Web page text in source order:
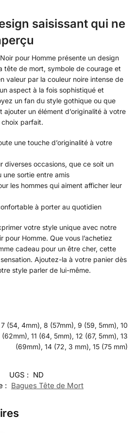
saisissant qui ne
pour Homme présente un design
tête de mort, symbole de courage et
valeur par la couleur noire intense de
aspect à la fois sophistiqué et
un fan du style gothique ou que
ajouter un élément d’originalité à votre
parfait.
une touche d’originalité à votre
diverses occasions, que ce soit un
une sortie entre amis
les hommes qui aiment afficher leur
à porter au quotidien
votre style unique avec notre
pour Homme. Que vous l’achetiez
cadeau pour un être cher, cette
Ajoutez-la à votre panier dès
style parler de lui-même.
7 (54, 4mm), 8 (57mm), 9 (59, 5mm), 10
(62mm), 11 (64, 5mm), 12 (67, 5mm), 13
(69mm), 14 (72, 3 mm), 15 (75 mm)
UGS : ND
: Bagues Tête de Mort